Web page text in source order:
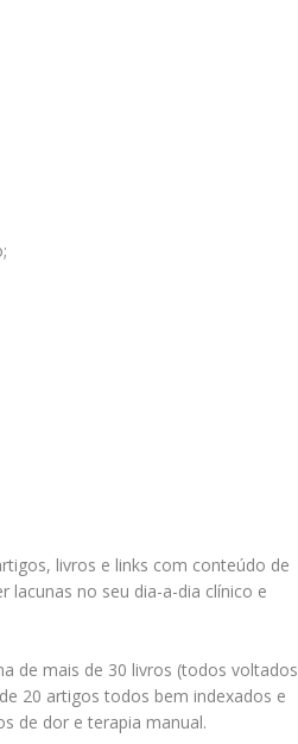
livros e links com conteúdo de
lacunas no seu dia-a-dia clínico e
de mais de 30 livros (todos voltados
20 artigos todos bem indexados e
de dor e terapia manual.